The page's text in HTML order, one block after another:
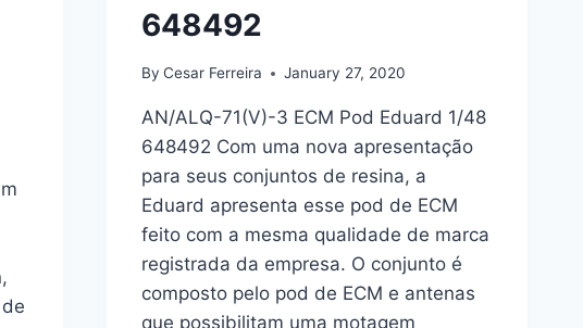
648492
By Cesar Ferreira January 27, 2020
AN/ALQ-71(V)-3 ECM Pod Eduard 1/48
648492 Com uma nova apresentação
para seus conjuntos de resina, a
Eduard apresenta esse pod de ECM
feito com a mesma qualidade de marca
registrada da empresa. O conjunto é
composto pelo pod de ECM e antenas
que possibilitam uma motagem